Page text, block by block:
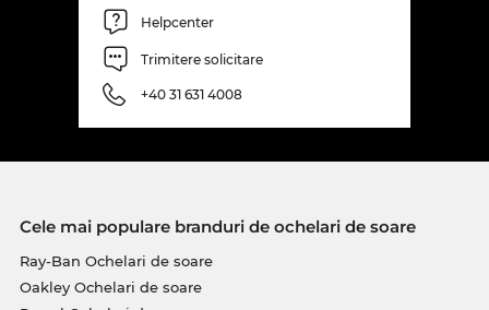
Helpcenter
Trimitere solicitare
+40 31 631 4008
Cele mai populare branduri de ochelari de soare
Ray-Ban Ochelari de soare
Oakley Ochelari de soare